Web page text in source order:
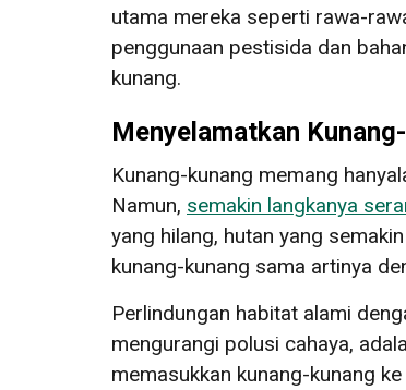
utama mereka seperti rawa-
penggunaan pestisida dan
kunang.
Menyelamatkan
Kunang-kunang memang
Namun, semakin langkanya
yang hilang, hutan yang
kunang-kunang sama artinya
Perlindungan habitat alami
mengurangi polusi cahaya,
memasukkan kunang-kunang